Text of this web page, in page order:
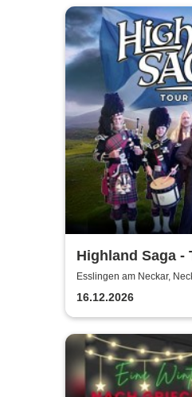
Highland Saga -
Esslingen am Neckar,
16.12.2026